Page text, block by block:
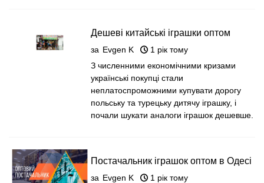
Дешеві китайські іграшки оптом
Одеса, 7 км
за Evgen K
1 рік тому
З численними економічними кризами
українські покупці стали
неплатоспроможними купувати дорогу
польську та турецьку дитячу іграшку, і
почали шукати аналоги іграшок дешевше.
Постачальник іграшок оптом в Одесі
на 7 км
за Evgen K
1 рік тому